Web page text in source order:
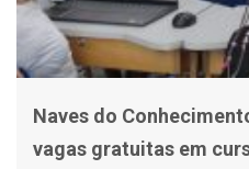
Naves do
vagas gratuitas em